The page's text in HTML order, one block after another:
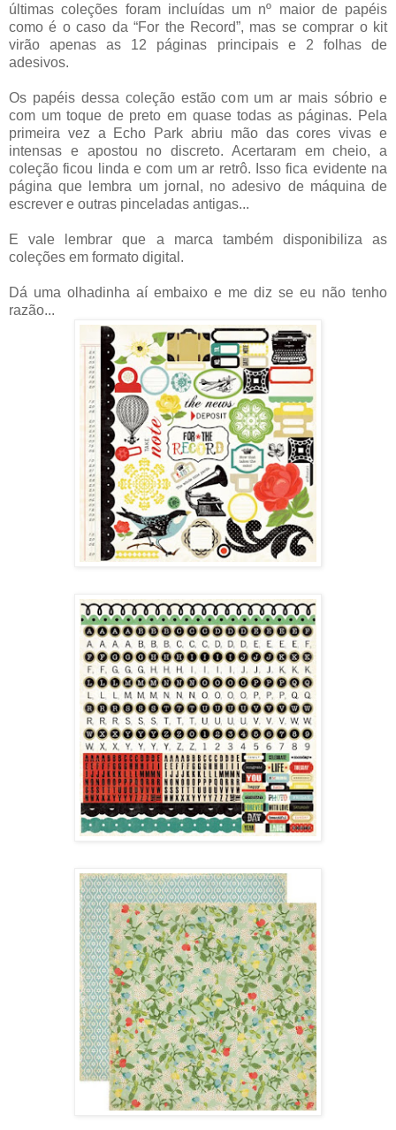
últimas coleções foram incluídas um nº maior de papéis
como é o caso da “For the Record”, mas se comprar o kit
virão apenas as 12 páginas principais e 2 folhas de
adesivos.
Os papéis dessa coleção estão com um ar mais sóbrio e
com um toque de preto em quase todas as páginas. Pela
primeira vez a Echo Park abriu mão das cores vivas e
intensas e apostou no discreto. Acertaram em cheio, a
coleção ficou linda e com um ar retrô. Isso fica evidente na
página que lembra um jornal, no adesivo de máquina de
escrever e outras pinceladas antigas...
E vale lembrar que a marca também disponibiliza as
coleções em formato digital.
Dá uma olhadinha aí embaixo e me diz se eu não tenho
razão...